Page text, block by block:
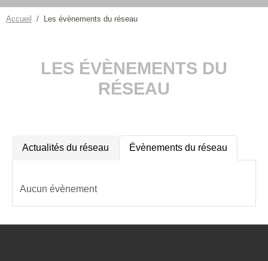
Accueil Les évènements du réseau
LES ÉVÈNEMENTS DU
RÉSEAU
Actualités du réseau Évènements du réseau
Aucun évènement